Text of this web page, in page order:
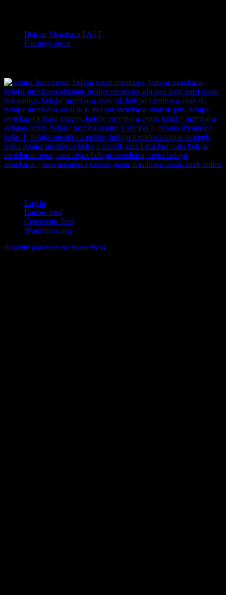
Belajar Membaca FAST
Uncategorized
Log in
Entries feed
Comments feed
WordPress.org
Proudly powered by WordPress